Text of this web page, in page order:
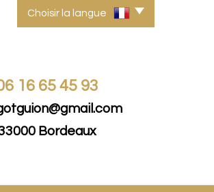
Choisir la langue
16 65 45 93
Bordeaux